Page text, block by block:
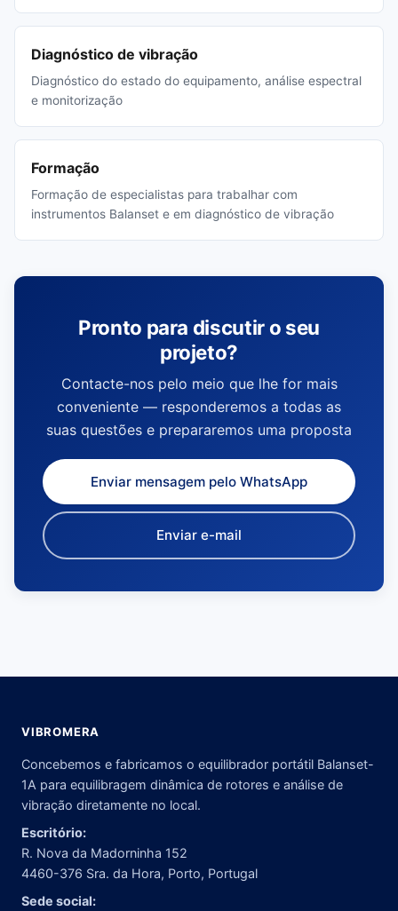
Diagnóstico de vibração
Diagnóstico do estado do equipamento, análise espectral
e monitorização
Formação
Formação de especialistas para trabalhar com
instrumentos Balanset e em diagnóstico de vibração
Pronto para discutir o seu
projeto?
Contacte-nos pelo meio que lhe for mais
conveniente — responderemos a todas as
suas questões e prepararemos uma proposta
Enviar mensagem pelo WhatsApp
Enviar e-mail
VIBROMERA
Concebemos e fabricamos o equilibrador portátil Balanset-
1A para equilibragem dinâmica de rotores e análise de
vibração diretamente no local.
Escritório:
R. Nova da Madorninha 152
4460-376 Sra. da Hora, Porto, Portugal
Sede social: